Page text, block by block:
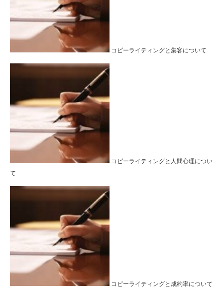
コピーライティングと集客について
コピーライティングと人間心理につい
て
コピーライティングと成約率について